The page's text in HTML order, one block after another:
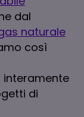
dal
naturale
così
interamente
di